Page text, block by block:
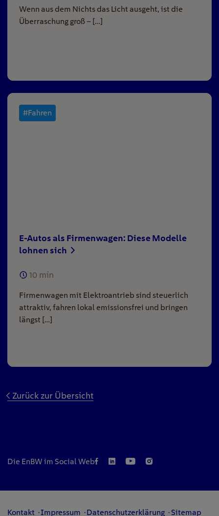
Wenn aus dem Nichts das Licht ausgeht, ist die
Überraschung groß – […]
#Fahren
E-Autos als Firmenwagen: Diese Modelle
lohnen sich
10 min
Firmenwagen mit Elektroantrieb sind steuerlich
attraktiv, fahren lokal emissionsfrei und bringen
längst […]
Zurück zur Übersicht
Die EnBW im Social Web
Kontakt Impressum Datenschutzerklärung Sitemap